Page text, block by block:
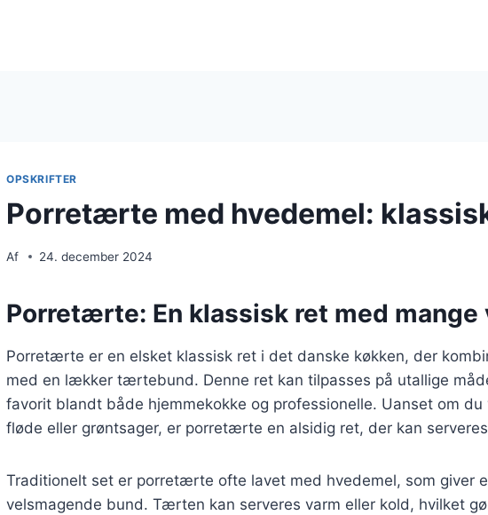
OPSKRIFTER
Porretærte med hvedemel:
Af 24. december 2024
Porretærte: En klassisk ret med mange
Porretærte er en elsket klassisk ret i det danske køkken, der
med en lækker tærtebund. Denne ret kan tilpasses på utallige
favorit blandt både hjemmekokke og professionelle. Uanset om
fløde eller grøntsager, er porretærte en alsidig ret, der kan
Traditionelt set er porretærte ofte lavet med hvedemel, som giver
velsmagende bund. Tærten kan serveres varm eller kold, hvilket